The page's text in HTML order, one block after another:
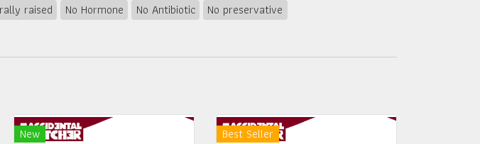
raised No Hormone No Antibiotic No preservative
New Best Seller